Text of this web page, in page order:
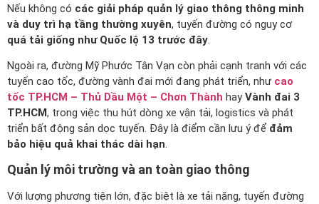
Nếu không có các giải pháp quản lý giao thông thông minh
và duy trì hạ tầng thường xuyên, tuyến đường có nguy cơ
quá tải giống như Quốc lộ 13 trước đây.
Ngoài ra, đường Mỹ Phước Tân Vạn còn phải cạnh tranh với các
tuyến cao tốc, đường vành đai mới đang phát triển, như cao
tốc TP.HCM – Thủ Dầu Một – Chơn Thành hayVành đai 3
TP.HCM, trong việc thu hút dòng xe vận tải, logistics và phát
triển bất động sản dọc tuyến. Đây là điểm cần lưu ý để đảm
bảo hiệu quả khai thác dài hạn.
Quản lý môi trường và an toàn giao thông
Với lượng phương tiện lớn, đặc biệt là xe tải nặng, tuyến đường